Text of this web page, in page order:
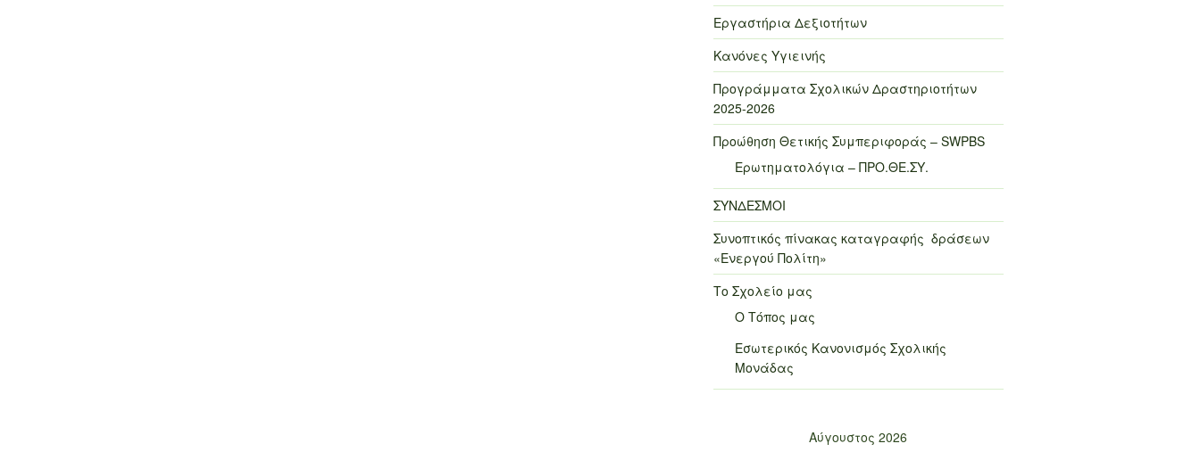
Εργαστήρια Δεξιοτήτων
Κανόνες Υγιεινής
Προγράμματα Σχολικών Δραστηριοτήτων
2025-2026
Προώθηση Θετικής Συμπεριφοράς – SWPBS
Ερωτηματολόγια – ΠΡΟ.ΘΕ.ΣΥ.
ΣΥΝΔΕΣΜΟΙ
Συνοπτικός πίνακας καταγραφής δράσεων
«Ενεργού Πολίτη»
Το Σχολείο μας
Ο Τόπος μας
Εσωτερικός Κανονισμός Σχολικής
Μονάδας
Αύγουστος 2026